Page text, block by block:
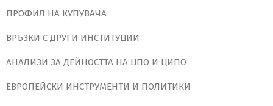
ПРОФИЛ НА КУПУВАЧА
ВРЪЗКИ С ДРУГИ ИНСТИТУЦИИ
АНАЛИЗИ ЗА ДЕЙНОСТТА НА ЦПО И ЦИПО
ЕВРОПЕЙСКИ ИНСТРУМЕНТИ И ПОЛИТИКИ